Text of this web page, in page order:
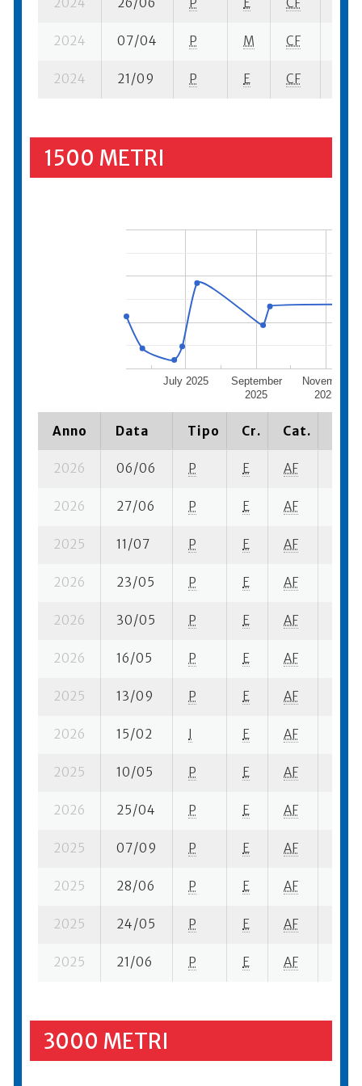
2024 07/04 P M CF
2024 21/09 P E CF
1500 METRI
July 2025
September
2025
November
2025
Anno Data Tipo Cr. Cat.
2026 06/06 P E AF
2026 27/06 P E AF
2025 11/07 P E AF
2026 23/05 P E AF
2026 30/05 P E AF
2026 16/05 P E AF
2025 13/09 P E AF
2026 15/02 I E AF
2025 10/05 P E AF
2026 25/04 P E AF
2025 07/09 P E AF
2025 28/06 P E AF
2025 24/05 P E AF
2025 21/06 P E AF
3000 METRI